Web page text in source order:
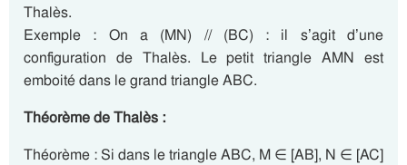
Thalès.
Exemple : On a (MN) // (BC) : il s’agit d’une
configuration de Thalès. Le petit triangle AMN est
emboité dans le grand triangle ABC.
Théorème de Thalès :
Théorème : Si dans le triangle ABC, M ∈ [AB], N ∈ [AC]